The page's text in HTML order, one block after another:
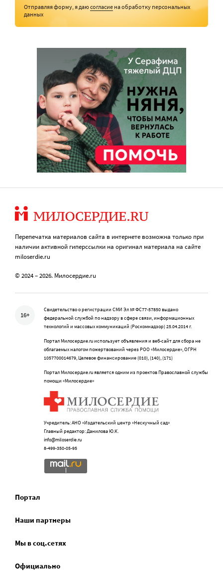
Отправляя форму, я даюсогласие на обработку персональных
данных
Перепечатка материалов сайта в интернете возможна только при
наличии активной гиперссылки на оригинал материала на сайте
miloserdie.ru
© 2024 – 2026. Милосердие.ru
16+
Свидетельство о регистрации СМИ Эл № ФС77-57850 выдано
федеральной службой по надзору в сфере связи, информационных
технологий и массовых коммуникаций (Роскомнадзор) 25.04.2014 г.
Портал Милосердие.ru использует объявления и веб-сайт для сбора не
облагаемых налогом пожертвований через РОО «Милосердие», ОГРН
1057700014679, Целевое финансирование (010), (140), (171)
Портал Милосердие.ru является одним из проектов Православной службы
помощи «Милосердие»
Учредитель: АНО «Издательский центр «Нескучный сад»
Главный редактор: Данилова Ю.К.
info@miloserdie.ru
8-499-350-05-95
Портал
Наши партнеры
Мы в соц.сетях
Официально